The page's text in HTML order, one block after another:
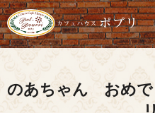
のあちゃん おめで